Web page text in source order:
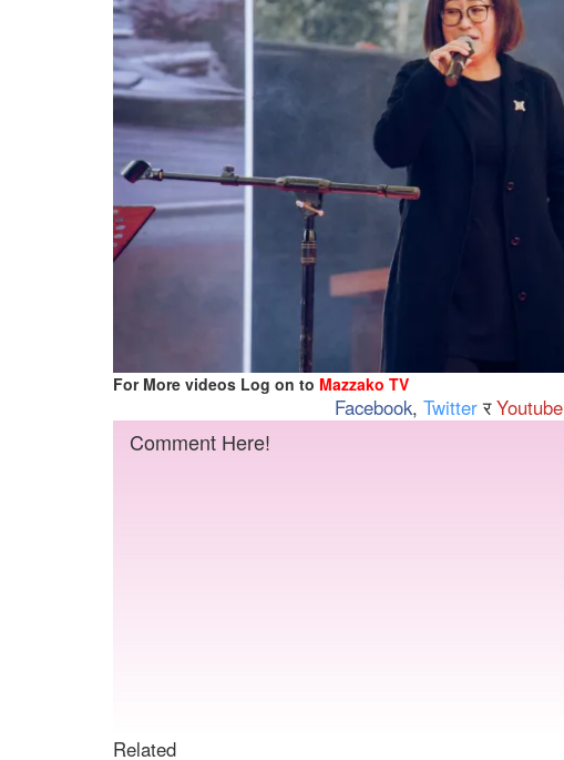
For More videos Log on to Mazzako TV
Facebook, TwitterरYoutube
Comment Here!
Related